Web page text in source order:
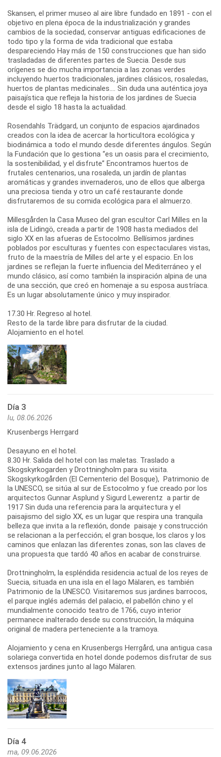
Skansen, el primer museo al aire libre fundado en 1891 - con el
objetivo en plena época de la industrialización y grandes
cambios de la sociedad, conservar antiguas edificaciones de
todo tipo y la forma de vida tradicional que estaba
despareciendo Hay más de 150 construcciones que han sido
trasladadas de diferentes partes de Suecia. Desde sus
orígenes se dio mucha importancia a las zonas verdes
incluyendo huertos tradicionales, jardines clásicos, rosaledas,
huertos de plantas medicinales…. Sin duda una auténtica joya
paisajística que refleja la historia de los jardines de Suecia
desde el siglo 18 hasta la actualidad.
Rosendahls Trädgard, un conjunto de espacios ajardinados
creados con la idea de acercar la horticultora ecológica y
biodinámica a todo el mundo desde diferentes ángulos. Según
la Fundación que lo gestiona “es un oasis para el crecimiento,
la sostenibilidad, y el disfrute” Encontramos huertos de
frutales centenarios, una rosaleda, un jardín de plantas
aromáticas y grandes invernaderos, uno de ellos que alberga
una preciosa tienda y otro un café restaurante donde
disfrutaremos de su comida ecológica para el almuerzo.
Millesgården la Casa Museo del gran escultor Carl Milles en la
isla de Lidingö, creada a partir de 1908 hasta mediados del
siglo XX en las afueras de Estocolmo. Bellísimos jardines
poblados por esculturas y fuentes con espectaculares vistas,
fruto de la maestría de Milles del arte y el espacio. En los
jardines se reflejan la fuerte influencia del Mediterráneo y el
mundo clásico, así como también la inspiración alpina de una
de una sección, que creó en homenaje a su esposa austríaca.
Es un lugar absolutamente único y muy inspirador.
17.30 Hr. Regreso al hotel.
Resto de la tarde libre para disfrutar de la ciudad.
Alojamiento en el hotel.
Día 3
lu, 08.06.2026
Krusenbergs Herrgard
Desayuno en el hotel.
8.30 Hr. Salida del hotel con las maletas. Traslado a
Skogskyrkogarden y Drottningholm para su visita.
Skogskyrkogården (El Cementerio del Bosque), Patrimonio de
la UNESCO, se sitúa al sur de Estocolmo y fue creado por los
arquitectos Gunnar Asplund y Sigurd Lewerentz a partir de
1917 Sin duda una referencia para la arquitectura y el
paisajismo del siglo XX, es un lugar que respira una tranquila
belleza que invita a la reflexión, donde paisaje y construcción
se relacionan a la perfección; el gran bosque, los claros y los
caminos que enlazan las diferentes zonas, son las claves de
una propuesta que tardó 40 años en acabar de construirse.
Drottningholm, la espléndida residencia actual de los reyes de
Suecia, situada en una isla en el lago Mälaren, es también
Patrimonio de la UNESCO. Visitaremos sus jardines barrocos,
el parque inglés además del palacio, el pabellón chino y el
mundialmente conocido teatro de 1766, cuyo interior
permanece inalterado desde su construcción, la máquina
original de madera perteneciente a la tramoya.
Alojamiento y cena en Krusenbergs Herrgård, una antigua casa
solariega convertida en hotel donde podemos disfrutar de sus
extensos jardines junto al lago Mälaren.
Día 4
ma, 09.06.2026